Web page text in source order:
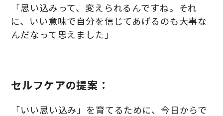
「思い込みって、変えられるんですね。それ
に、いい意味で自分を信じてあげるのも大事な
んだなって思えました」
セルフケアの提案：
「いい思い込み」を育てるために、今日からで